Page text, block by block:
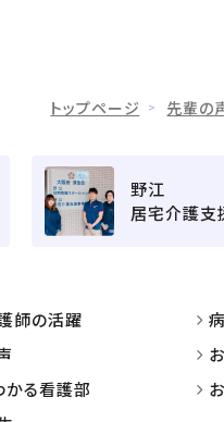
トップページ 先輩の
野江
居宅介護支
師の活躍
かる看護部